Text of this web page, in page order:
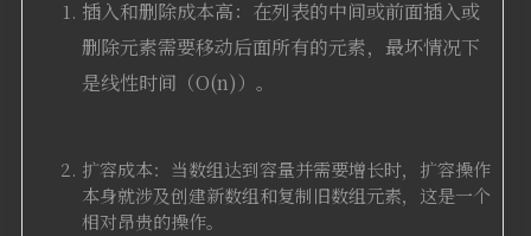
插入和删除成本高：在列表的中间或前面插入或
删除元素需要移动后面所有的元素，最坏情况下
是线性时间（O(n)）。
扩容成本：当数组达到容量并需要增长时，扩容操作
本身就涉及创建新数组和复制旧数组元素，这是一个
相对昂贵的操作。